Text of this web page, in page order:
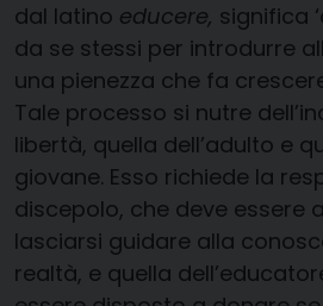
dal latino educere, significa
da se stessi per introdurre
una pienezza che fa
Tale processo si nutre
libertà, quella dell’adulto e
giovane. Esso richiede la
discepolo, che deve essere
lasciarsi guidare alla
realtà, e quella